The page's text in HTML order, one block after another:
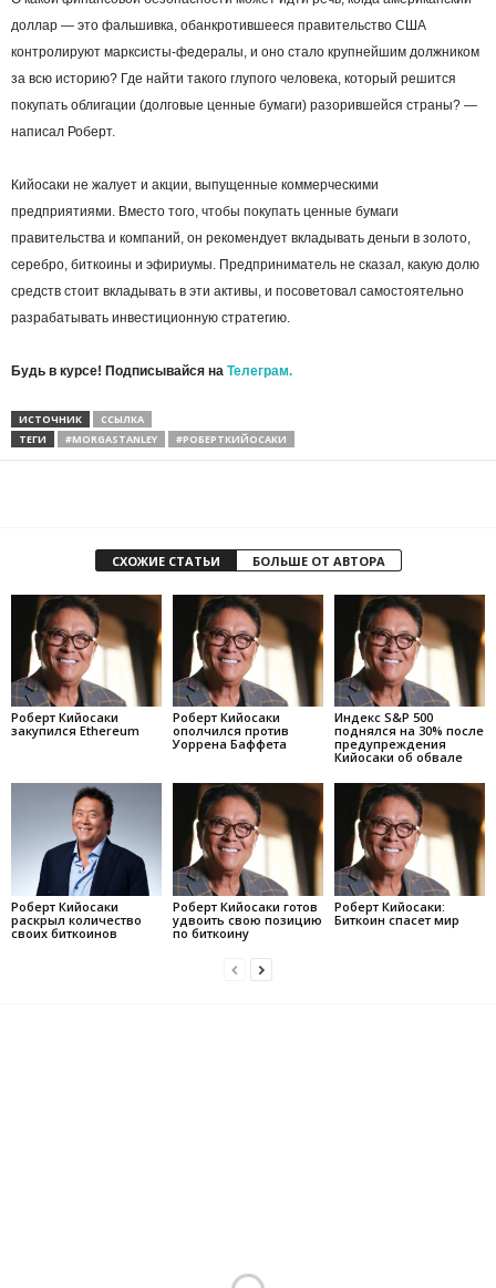
доллар — это фальшивка, обанкротившееся правительство США
контролируют марксисты-федералы, и оно стало крупнейшим должником
за всю историю? Где найти такого глупого человека, который решится
покупать облигации (долговые ценные бумаги) разорившейся страны? —
написал Роберт.
Кийосаки не жалует и акции, выпущенные коммерческими
предприятиями. Вместо того, чтобы покупать ценные бумаги
правительства и компаний, он рекомендует вкладывать деньги в золото,
серебро, биткоины и эфириумы. Предприниматель не сказал, какую долю
средств стоит вкладывать в эти активы, и посоветовал самостоятельно
разрабатывать инвестиционную стратегию.
Будь в курсе! Подписывайся на Телеграм.
ИСТОЧНИК
ССЫЛКА
ТЕГИ
#MORGASTANLEY #РОБЕРТКИЙОСАКИ
СХОЖИЕ СТАТЬИ БОЛЬШЕ ОТ АВТОРА
Роберт Кийосаки
закупился Ethereum
Роберт Кийосаки
ополчился против
Уоррена Баффета
Индекс S&P 500
поднялся на 30% после
предупреждения
Кийосаки об обвале
Роберт Кийосаки
раскрыл количество
своих биткоинов
Роберт Кийосаки готов
удвоить свою позицию
по биткоину
Роберт Кийосаки:
Биткоин спасет мир